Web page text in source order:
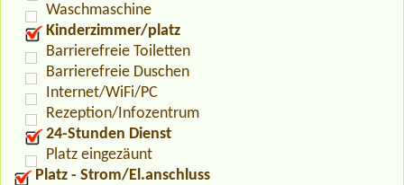
Waschmaschine
Kinderzimmer/platz
Barrierefreie Toiletten
Barrierefreie Duschen
Internet/WiFi/PC
Rezeption/Infozentrum
24-Stunden Dienst
Platz eingezäunt
Platz - Strom/El.anschluss